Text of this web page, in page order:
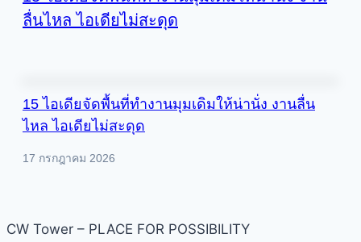
ลื่นไหล ไอเดียไม่สะดุด
15 ไอเดียจัดพื้นที่ทำงานมุมเดิมให้น่านั่ง งานลื่น
ไหล ไอเดียไม่สะดุด
17 กรกฎาคม 2026
CW Tower – PLACE FOR POSSIBILITY